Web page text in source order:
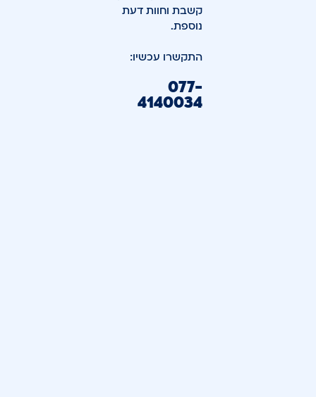
קשבת וחוות דעת
נוספת.
התקשרו עכשיו:
077-
4140034